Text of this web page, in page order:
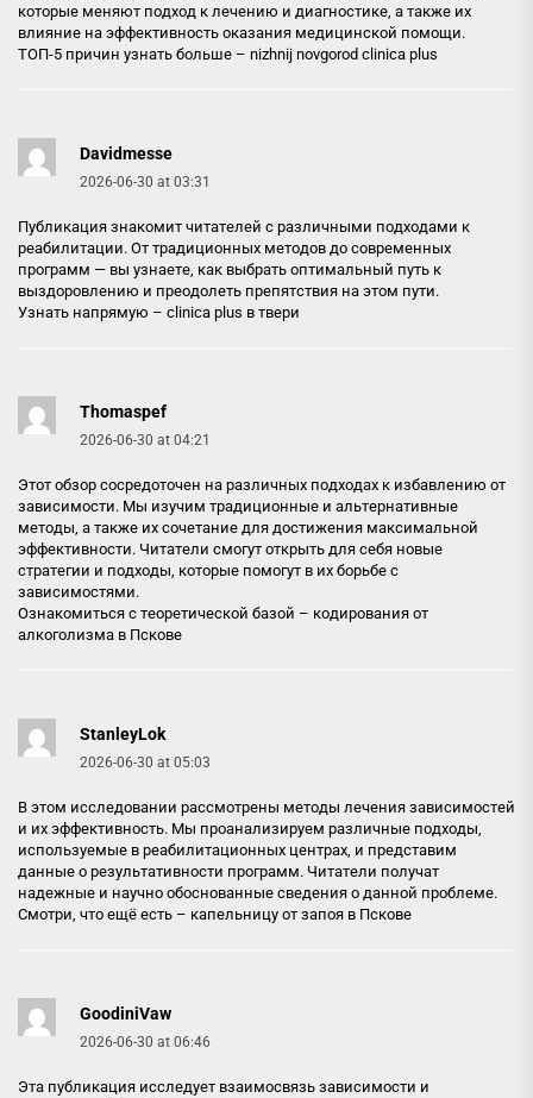
которые меняют подход к лечению и диагностике, а также их
влияние на эффективность оказания медицинской помощи.
ТОП-5 причин узнать больше – nizhnij novgorod clinica plus
Davidmesse
2026-06-30 at 03:31
Публикация знакомит читателей с различными подходами к
реабилитации. От традиционных методов до современных
программ — вы узнаете, как выбрать оптимальный путь к
выздоровлению и преодолеть препятствия на этом пути.
Узнать напрямую – clinica plus в твери
Thomaspef
2026-06-30 at 04:21
Этот обзор сосредоточен на различных подходах к избавлению от
зависимости. Мы изучим традиционные и альтернативные
методы, а также их сочетание для достижения максимальной
эффективности. Читатели смогут открыть для себя новые
стратегии и подходы, которые помогут в их борьбе с
зависимостями.
Ознакомиться с теоретической базой – кодирования от
алкоголизма в Пскове
StanleyLok
2026-06-30 at 05:03
В этом исследовании рассмотрены методы лечения зависимостей
и их эффективность. Мы проанализируем различные подходы,
используемые в реабилитационных центрах, и представим
данные о результативности программ. Читатели получат
надежные и научно обоснованные сведения о данной проблеме.
Смотри, что ещё есть – капельницу от запоя в Пскове
GoodiniVaw
2026-06-30 at 06:46
Эта публикация исследует взаимосвязь зависимости и